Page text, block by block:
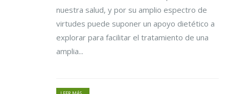
nuestra salud, y por su amplio espectro de
virtudes puede suponer un apoyo dietético a
explorar para facilitar el tratamiento de una
amplia...